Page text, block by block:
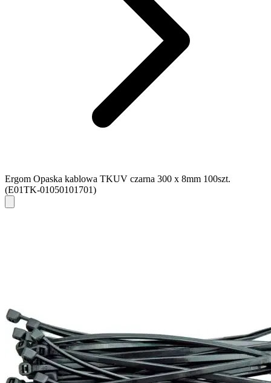
Ergom Opaska kablowa TKUV czarna 300 x 8mm 100szt.
(E01TK-01050101701)